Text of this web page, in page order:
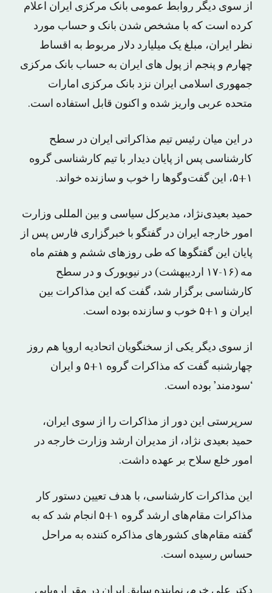
از سوی دیگر روابط عمومی بانک مرکزی ایران اعلام
کرده است که با مشخص شدن بانک و حساب مورد
نظر ایران، مبلغ یک میلیارد دلار مربوط به اقساط
چهارم و پنجم از پول های ایران به حساب بانک مرکزی
جمهوری اسلامی ایران نزد بانک مرکزی امارات
متحده عربی واریز شده و اکنون قابل استفاده است.
در این میان رئیس تیم مذاکراتی ایران در سطح
کارشناسی پس از پایان دیدار با تیم کارشناسی گروه
۱+۵، این گفت‌وگوها را خوب و سازنده خواند.
حمید بعیدی‌نژاد، مدیرکل سیاسی و بین المللی وزارت
امور خارجه ایران در گفتگو با خبرگزاری فارس پس از
پایان این گفتگوها که طی روزهای ششم و هفتم ماه
مه (۱۶-۱۷ اردیبهشت) در نیویورک و در سطح
کارشناسی برگزار شد، گفت که این مذاکرات بین
ایران و ۱+۵ خوب و سازنده بوده است.
از سوی دیگر یکی از سخنگویان اتحادیه اروپا هم روز
چهارشنبه گفت که مذاکرات گروه ۱+۵ و ایران
‘سودمند’ بوده است.
سرپرستی این دور از مذاکرات را از سوی ایران،
حمید بعیدی نژاد، از مدیران ارشد وزارت خارجه در
امور خلع سلاح بر عهده داشت.
این مذاکرات کارشناسی، با هدف تعیین دستور کار
مذاکرات مقام‌های ارشد گروه ۱+۵ انجام شد که به
گفته مقام‌های کشورهای مذاکره کننده به مراحل
حساس رسیده است.
دکتر علی خرم، نماینده سابق ایران در مقر اروپایی